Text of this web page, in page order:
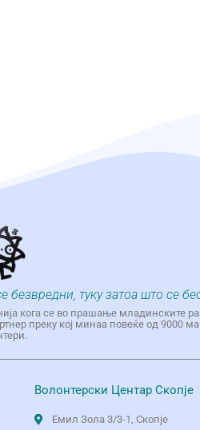
безвредни, туку затоа што се
кога се во прашање младинските
преку кој минаа повеќе од 9000
Волонтерски Центар Скопје
Емил Зола 3/3-1, Скопје